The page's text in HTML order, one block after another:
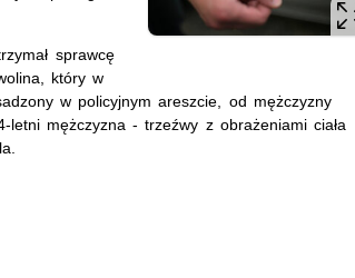
sprawcę
który w
w policyjnym areszcie, od mężczyzny
mężczyzna - trzeźwy z obrażeniami ciała